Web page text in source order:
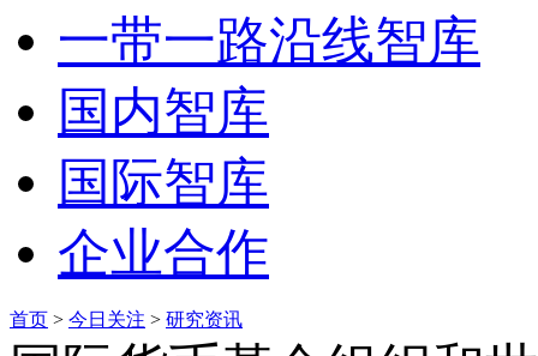
一带一路沿线智库
国内智库
国际智库
企业合作
首页 > 今日关注 > 研究资讯